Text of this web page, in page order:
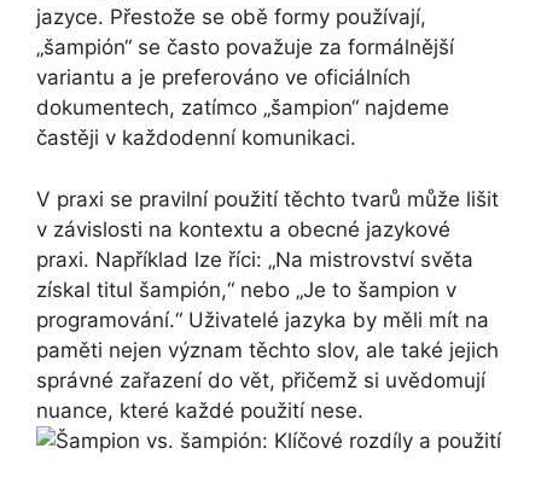
jazyce. Přestože se obě formy používají,
„šampión“ se často považuje za formálnější
variantu a je preferováno ve oficiálních
dokumentech, zatímco „šampion“ najdeme
častěji v každodenní komunikaci.
V praxi se pravilní použití těchto tvarů může lišit
v závislosti na kontextu a obecné jazykové
praxi. Například lze říci: „Na mistrovství světa
získal titul šampión,“ nebo „Je to šampion v
programování.“ Uživatelé jazyka by měli mít na
paměti nejen význam těchto slov, ale také jejich
správné zařazení do vět, přičemž si uvědomují
nuance, které každé použití nese.